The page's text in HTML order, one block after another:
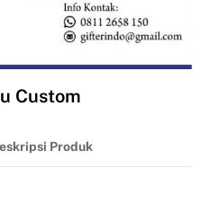
Custom
Produk